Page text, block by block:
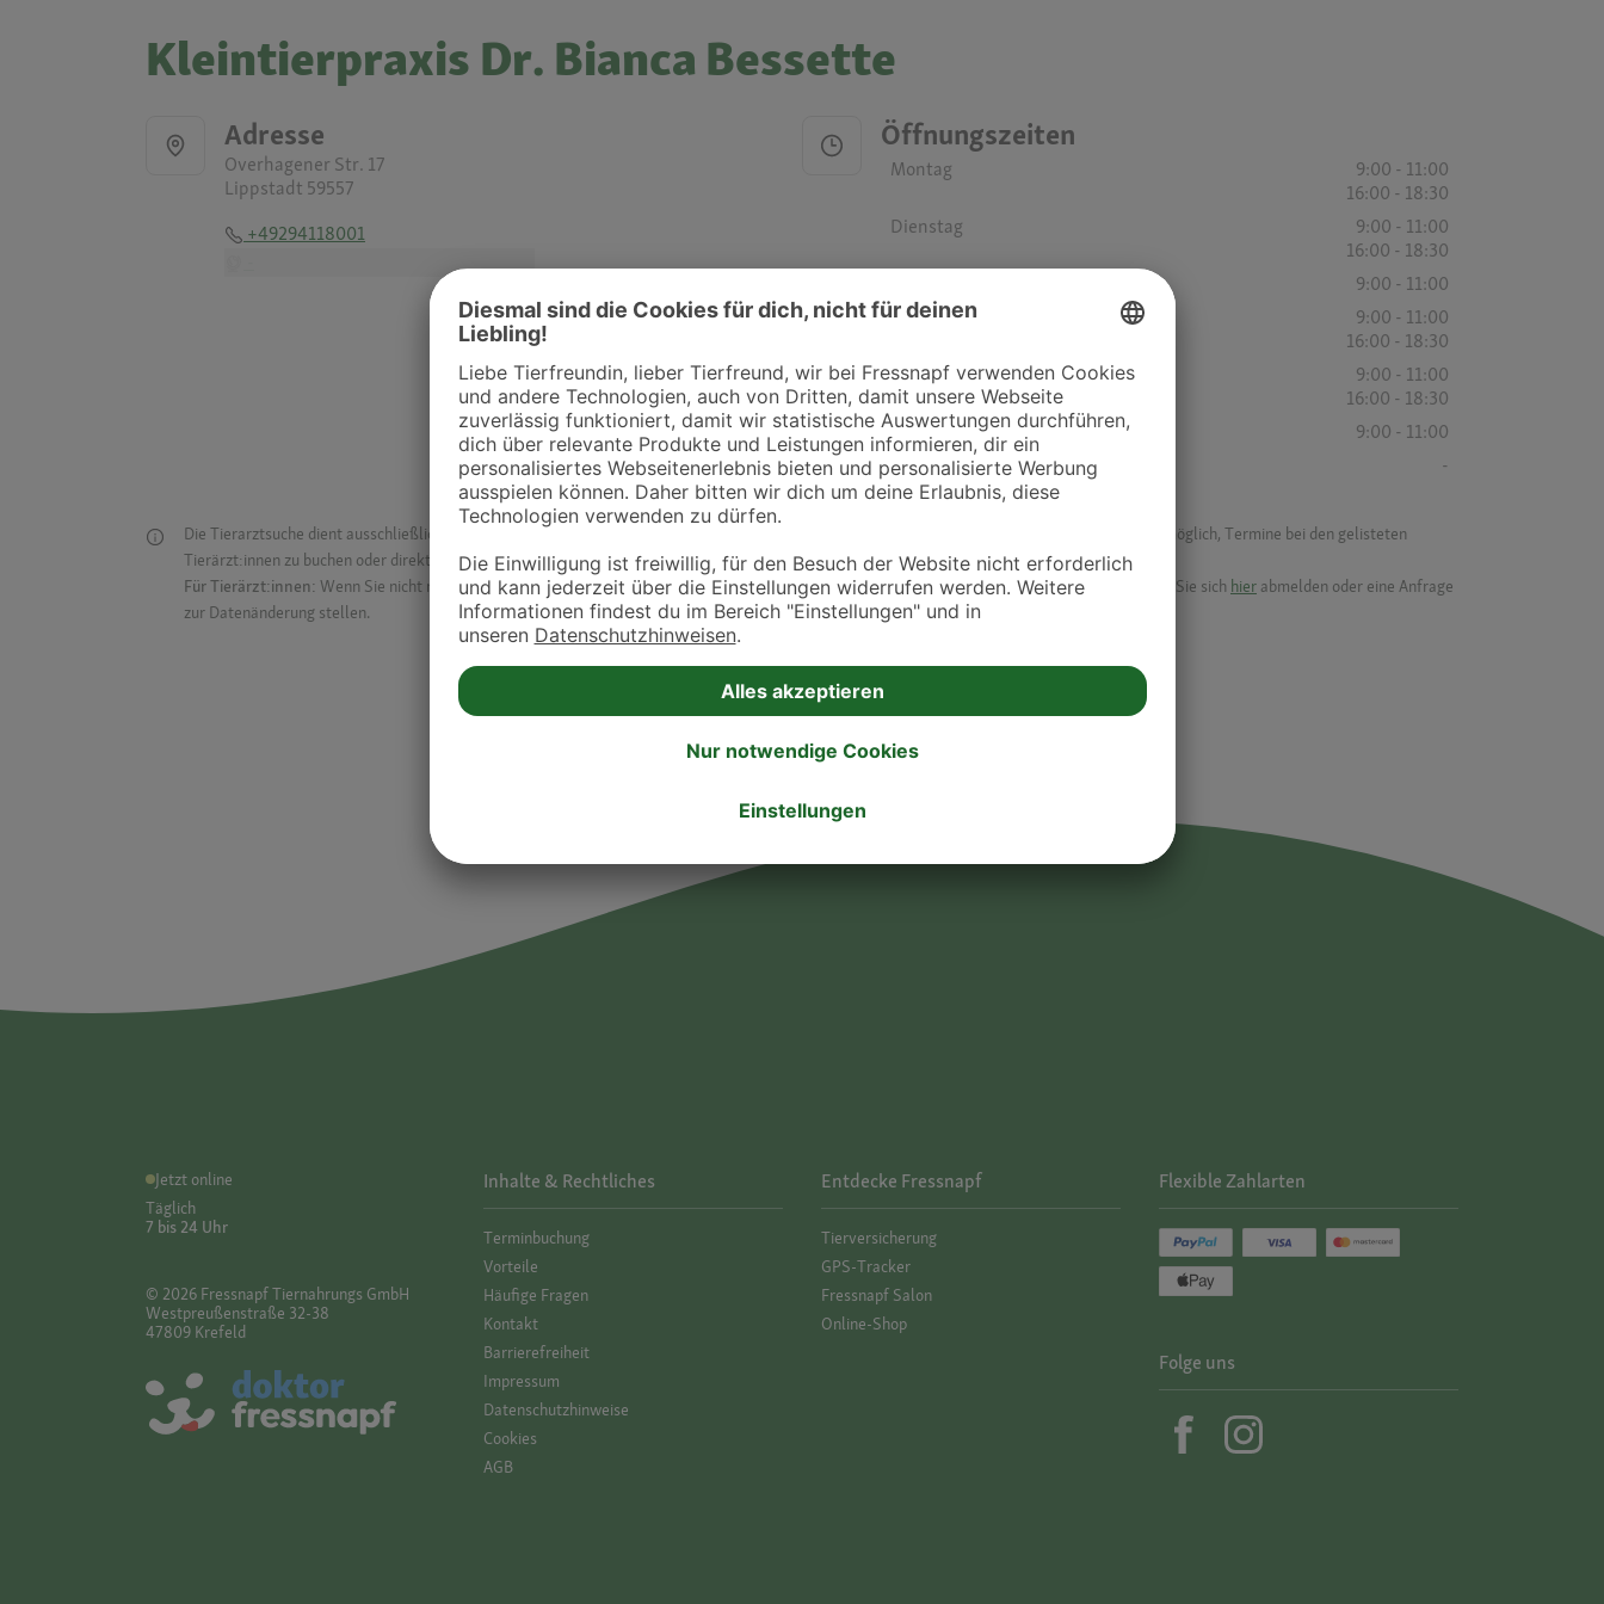
Kleintierpraxis Dr. Bianca Bessette
Adresse
Overhagener Str. 17
Lippstadt 59557
+49294118001
Öffnungszeiten
Montag
9:00 - 11:00
16:00 - 18:30
Dienstag
9:00 - 11:00
16:00 - 18:30
9:00 - 11:00
Donnerstag
9:00 - 11:00
16:00 - 18:30
Freitag
9:00 - 11:00
16:00 - 18:30
Samstag
9:00 - 11:00
Sonntag
-
Die Tierarztsuche dient ausschließlich dazu, Tierarztpraxen und Kliniken in deiner Nähe übersichtlich anzuzeigen. Über Dr. Fressnapf ist es nicht möglich, Termine bei den gelisteten
Tierärzt:innen zu buchen oder direkt mit ihnen in Kontakt zu treten. Bitte wende dich hierfür direkt an die jeweilige Praxis oder Klinik.
Für Tierärzt:innen: Wenn Sie nicht mehr auf der Dr. Fressnapf Tierarztsuche als Praxis gelistet werden oder Ihre Daten ändern möchten, können Sie sich hier abmelden oder eine Anfrage
zur Datenänderung stellen.
Jetzt online
Täglich
7 bis 24 Uhr
© 2026 Fressnapf Tiernahrungs GmbH
Westpreußenstraße 32-38
47809 Krefeld
Inhalte & Rechtliches
Termin­buchung
Vorteile
Häufige Fragen
Kontakt
Barrierefreiheit
Impressum
Datenschutz­hinweise
Cookies
AGB
Entdecke Fressnapf
Tierversicherung
GPS-Tracker
Fressnapf Salon
Online-Shop
Flexible Zahlarten
Folge uns